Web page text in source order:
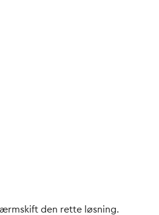
den rette løsning.